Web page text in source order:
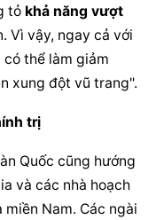
tỏ khả năng vượt
Vì vậy, ngay cả với
xung đột vũ trang".
trị
Quốc cũng hướng
và các nhà hoạch
Nam. Các ngài